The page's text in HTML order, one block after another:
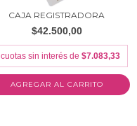
CAJA REGISTRADORA
$42.500,00
cuotas sin interés de $7.083,33